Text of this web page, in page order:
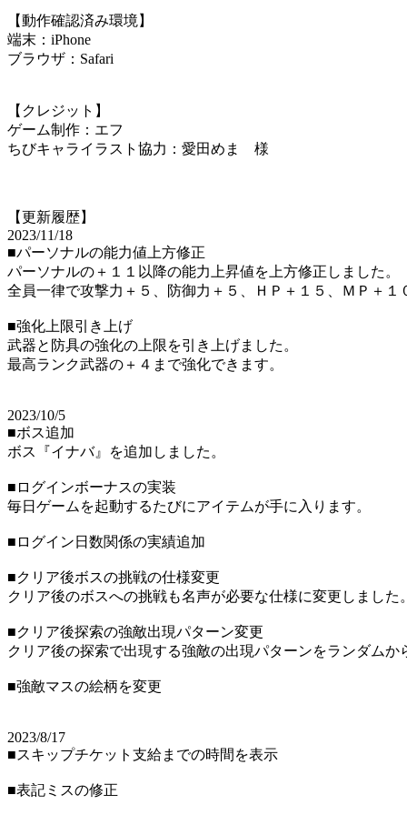
【動作確認済み環境】
端末：iPhone
ブラウザ：Safari
【クレジット】
ゲーム制作：エフ
ちびキャライラスト協力：愛田めま 様
【更新履歴】
2023/11/18
■パーソナルの能力値上方修正
パーソナルの＋１１以降の能力上昇値を上方修正しました。
全員一律で攻撃力＋５、防御力＋５、ＨＰ＋１５、ＭＰ＋１
■強化上限引き上げ
武器と防具の強化の上限を引き上げました。
最高ランク武器の＋４まで強化できます。
2023/10/5
■ボス追加
ボス『イナバ』を追加しました。
■ログインボーナスの実装
毎日ゲームを起動するたびにアイテムが手に入ります。
■ログイン日数関係の実績追加
■クリア後ボスの挑戦の仕様変更
クリア後のボスへの挑戦も名声が必要な仕様に変更しました。
■クリア後探索の強敵出現パターン変更
クリア後の探索で出現する強敵の出現パターンをランダムか
■強敵マスの絵柄を変更
2023/8/17
■スキップチケット支給までの時間を表示
■表記ミスの修正